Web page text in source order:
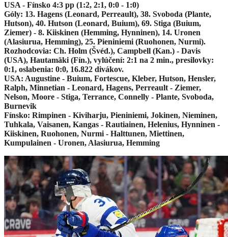
USA - Fínsko 4:3 pp (1:2, 2:1, 0:0 - 1:0)
Góly: 13. Hagens (Leonard, Perreault), 38. Svoboda (Plante,
Hutson), 40. Hutson (Leonard, Buium), 69. Stiga (Buium,
Ziemer) - 8. Kiiskinen (Hemming, Hynninen), 14. Uronen
(Alasiurua, Hemming), 25. Pieniniemi (Ruohonen, Nurmi).
Rozhodcovia: Ch. Holm (Švéd.), Campbell (Kan.) - Davis
(USA), Hautamäki (Fín.), vylúčení: 2:1 na 2 min., presilovky:
0:1, oslabenia: 0:0, 16.822 divákov.
USA: Augustine - Buium, Fortescue, Kleber, Hutson, Hensler,
Ralph, Minnetian - Leonard, Hagens, Perreault - Ziemer,
Nelson, Moore - Stiga, Terrance, Connelly - Plante, Svoboda,
Burnevik
Fínsko: Rimpinen - Kiviharju, Pieniniemi, Jokinen, Nieminen,
Tuhkala, Vaisanen, Kangas - Rautiainen, Helenius, Hynninen -
Kiiskinen, Ruohonen, Nurmi - Halttunen, Miettinen,
Kumpulainen - Uronen, Alasiurua, Hemming